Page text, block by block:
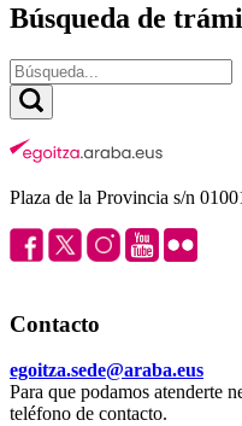
Búsqueda de
Plaza de la Provincia s/n
Contacto
egoitza.sede@araba.eus
Para que podamos atenderte
teléfono de contacto.